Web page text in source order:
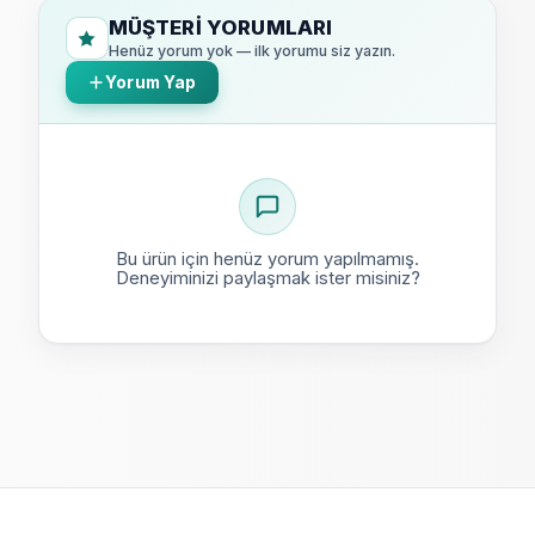
MÜŞTERI YORUMLARI
Henüz yorum yok — ilk yorumu siz yazın.
Yorum Yap
Bu ürün için henüz yorum yapılmamış.
Deneyiminizi paylaşmak ister misiniz?